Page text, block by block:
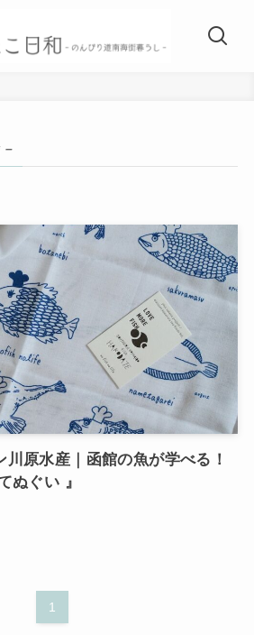
–
川原水産｜函館の魚が学べる！
ぬぐい 』
1